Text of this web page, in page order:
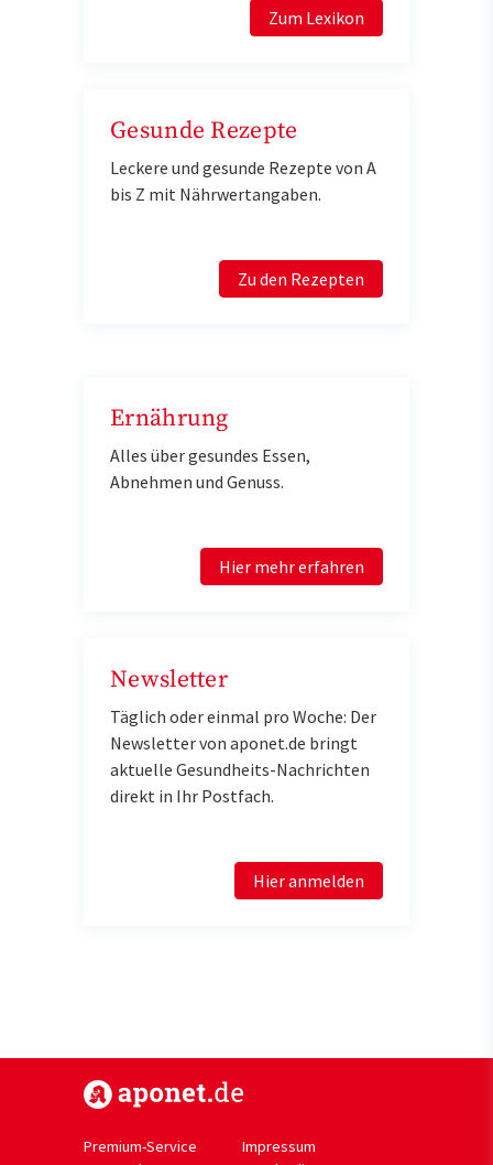
Zum Lexikon
Gesunde Rezepte
Leckere und gesunde Rezepte von A
bis Z mit Nährwertangaben.
Zu den Rezepten
Ernährung
Alles über gesundes Essen,
Abnehmen und Genuss.
Hier mehr erfahren
Newsletter
Täglich oder einmal pro Woche: Der
Newsletter von aponet.de bringt
aktuelle Gesundheits-Nachrichten
direkt in Ihr Postfach.
Hier anmelden
Premium-Service
Impressum